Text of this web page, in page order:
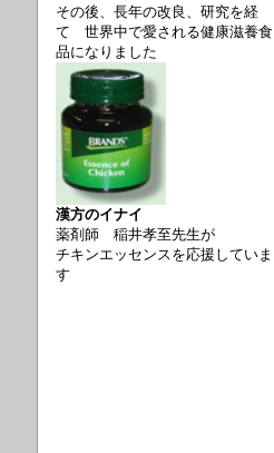
その後、長年の改良、研究を経
て 世界中で愛される健康滋養食
品になりました
漢方のイナイ
薬剤師 稲井孝至先生が
チキンエッセンスを応援していま
す